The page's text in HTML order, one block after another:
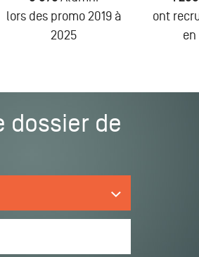
lors des promo 2019 à
2025
ont
en
dossier de